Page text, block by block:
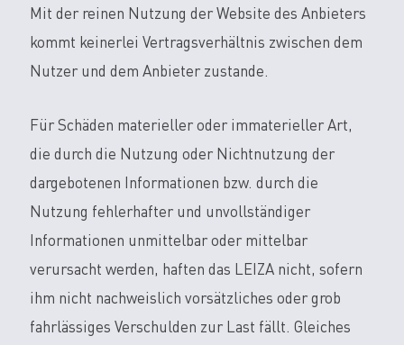
Mit der reinen Nutzung der Website des Anbieters
kommt keinerlei Vertragsverhältnis zwischen dem
Nutzer und dem Anbieter zustande.
Für Schäden materieller oder immaterieller Art,
die durch die Nutzung oder Nichtnutzung der
dargebotenen Informationen bzw. durch die
Nutzung fehlerhafter und unvollständiger
Informationen unmittelbar oder mittelbar
verursacht werden, haften das LEIZA nicht, sofern
ihm nicht nachweislich vorsätzliches oder grob
fahrlässiges Verschulden zur Last fällt. Gleiches